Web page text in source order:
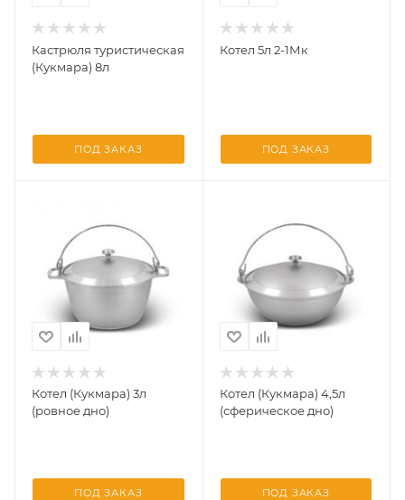
Кастрюля туристическая
(Кукмара) 8л
ПОД ЗАКАЗ
Котел 5л 2-1Мк
ПОД ЗАКАЗ
Котел (Кукмара) 3л
(ровное дно)
ПОД ЗАКАЗ
Котел (Кукмара) 4,5л
(сферическое дно)
ПОД ЗАКАЗ